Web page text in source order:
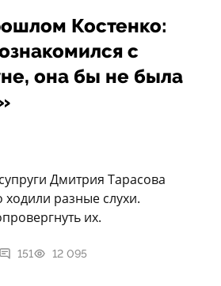
Костенко:
с
она бы не была
Дмитрия Тарасова
ходили разные слухи.
их.
151 12 095